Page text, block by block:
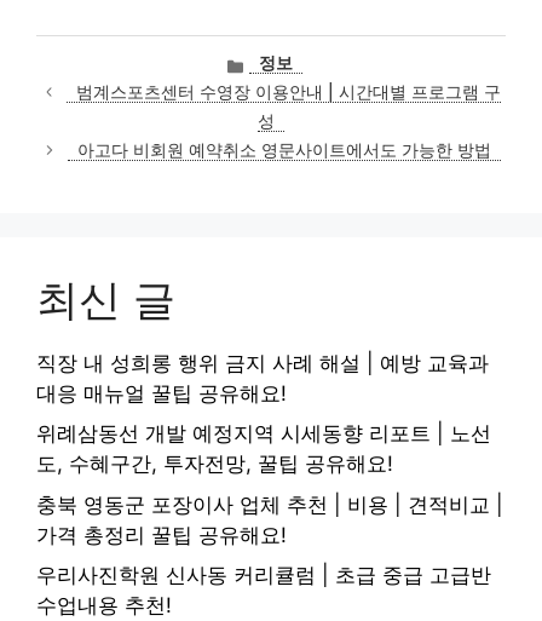
카
테
고
리
정보
범계스포츠센터 수영장 이용안내 | 시간대별 프로그램 구
성
아고다 비회원 예약취소 영문사이트에서도 가능한 방법
최신 글
직장 내 성희롱 행위 금지 사례 해설 | 예방 교육과
대응 매뉴얼 꿀팁 공유해요!
위례삼동선 개발 예정지역 시세동향 리포트 | 노선
도, 수혜구간, 투자전망, 꿀팁 공유해요!
충북 영동군 포장이사 업체 추천 | 비용 | 견적비교 |
가격 총정리 꿀팁 공유해요!
우리사진학원 신사동 커리큘럼 | 초급 중급 고급반
수업내용 추천!